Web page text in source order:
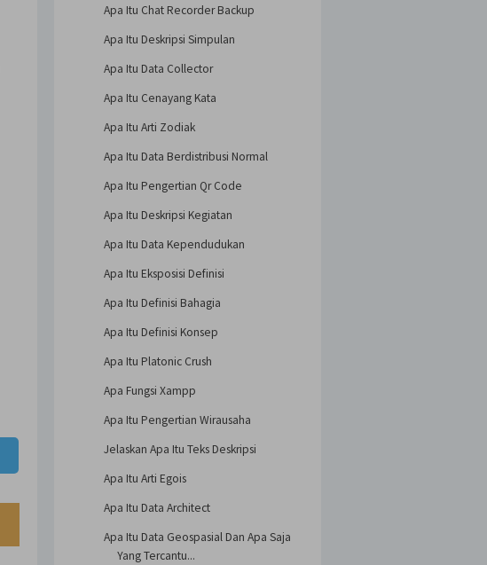
Apa Itu Chat Recorder Backup
Apa Itu Deskripsi Simpulan
Apa Itu Data Collector
Apa Itu Cenayang Kata
Apa Itu Arti Zodiak
Apa Itu Data Berdistribusi Normal
Apa Itu Pengertian Qr Code
Apa Itu Deskripsi Kegiatan
Apa Itu Data Kependudukan
Apa Itu Eksposisi Definisi
Apa Itu Definisi Bahagia
Apa Itu Definisi Konsep
Apa Itu Platonic Crush
Apa Fungsi Xampp
Apa Itu Pengertian Wirausaha
Jelaskan Apa Itu Teks Deskripsi
Apa Itu Arti Egois
Apa Itu Data Architect
Apa Itu Data Geospasial Dan Apa Saja
Yang Tercantu...